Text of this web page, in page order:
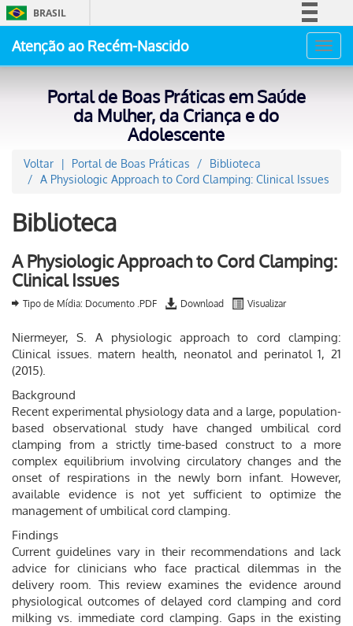
BRASIL
Acesso à informação
Atenção ao Recém-Nascido
Portal de Boas Práticas em Saúde
da Mulher, da Criança e do
Adolescente
Voltar Portal de Boas Práticas
Biblioteca
A Physiologic Approach to Cord Clamping: Clinical Issues
Biblioteca
A Physiologic Approach to Cord Clamping:
Clinical Issues
Tipo de Mídia: Documento .PDF Download Visualizar
Niermeyer, S. A physiologic approach to cord clamping:
Clinical issues. matern health, neonatol and perinatol 1, 21
(2015).
Background
Recent experimental physiology data and a large, population-
based observational study have changed umbilical cord
clamping from a strictly time-based construct to a more
complex equilibrium involving circulatory changes and the
onset of respirations in the newly born infant. However,
available evidence is not yet sufficient to optimize the
management of umbilical cord clamping.
Findings
Current guidelines vary in their recommendations and lack
advice for clinicians who face practical dilemmas in the
delivery room. This review examines the evidence around
physiological outcomes of delayed cord clamping and cord
milking vs. immediate cord clamping. Gaps in the existing